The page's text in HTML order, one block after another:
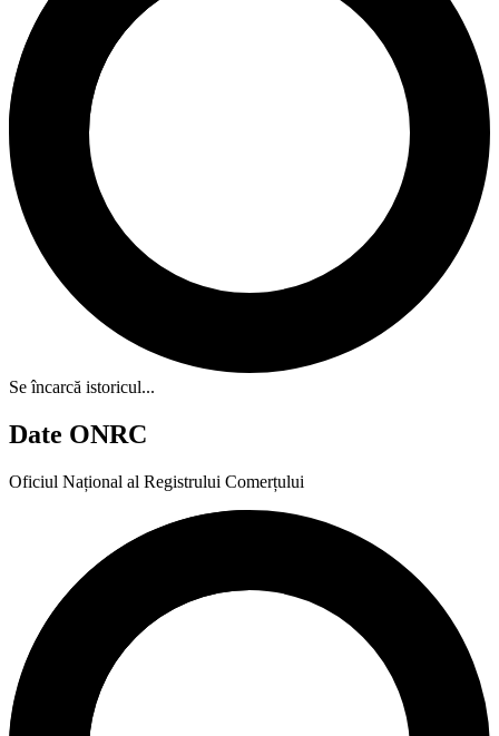
Se încarcă istoricul...
Date ONRC
Oficiul Național al Registrului Comerțului